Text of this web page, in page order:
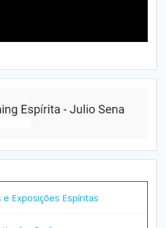
e Exposições Espíritas